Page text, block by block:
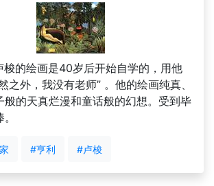
梭的绘画是40岁后开始自学的，用他
之外，我没有老师” 。他的绘画纯真、
般的天真烂漫和童话般的幻想。受到毕
#亨利 #卢梭